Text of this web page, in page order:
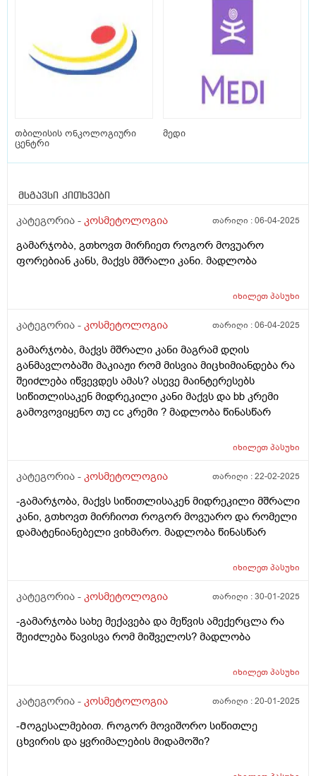
თბილისის ონკოლოგიური
ცენტრი
მედი
მსგავსი კითხვები
კატეგორია - კოსმეტოლოგია თარიღი :06-04-2025
გამარჯობა, გთხოვთ მირჩიეთ როგორ მოვუარო
ფორებიან კანს, მაქვს მშრალი კანი. მადლობა
იხილეთპასუხი
კატეგორია - კოსმეტოლოგია თარიღი :06-04-2025
გამარჯობა, მაქვს მშრალი კანი მაგრამ დღის
განმავლობაში მაკიაჟი რომ მისვია მიცხიმიანდება რა
შეიძლება იწვევდეს ამას? ასევე მაინტერესებს
სიწითლისაკენ მიდრეკილი კანი მაქვს და bb კრემი
გამოვოვიყენო თუ cc კრემი ? მადლობა წინასწარ
იხილეთპასუხი
კატეგორია - კოსმეტოლოგია თარიღი :22-02-2025
-გამარჯობა, მაქვს სიწითლისაკენ მიდრეკილი მშრალი
კანი, გთხოვთ მირჩიოთ როგორ მოვუარო და რომელი
დამატენიანებელი ვიხმარო. მადლობა წინასწარ
იხილეთპასუხი
კატეგორია - კოსმეტოლოგია თარიღი :30-01-2025
-გამარჯობა სახე მექავება და მეწვის ამექერცლა რა
შეიძლება წავისვა რომ მიშველოს? მადლობა
იხილეთპასუხი
კატეგორია - კოსმეტოლოგია თარიღი :20-01-2025
-Მოგესალმებით. Როგორ მოვიშორო სიწითლე
ცხვირის და ყვრიმალების მიდამოში?